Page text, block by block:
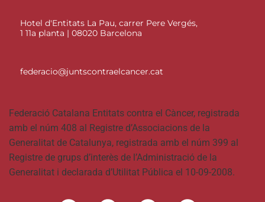
Hotel d'Entitats La Pau, carrer Pere Vergés,
1 11a planta | 08020 Barcelona
federacio@juntscontraelcancer.cat
Federació Catalana Entitats contra el Càncer, registrada
amb el núm 408 al Registre d’Associacions de la
Generalitat de Catalunya, registrada amb el núm 399 al
Registre de grups d’interès de l’Administració de la
Generalitat i declarada d’Utilitat Pública el 10-09-2008.